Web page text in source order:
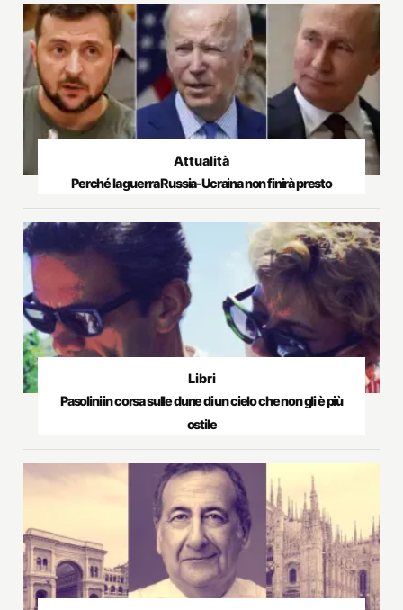
Attualità
Perché la guerra Russia-Ucraina non finirà presto
Libri
Pasolini in corsa sulle dune di un cielo che non gli è più
ostile